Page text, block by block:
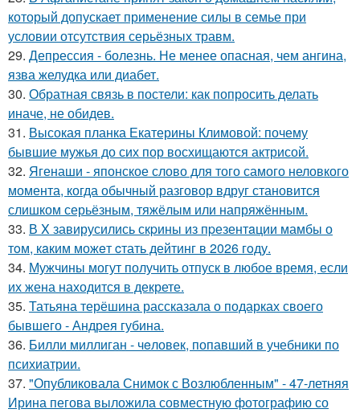
который допускает применение силы в семье при
условии отсутствия серьёзных травм.
29. Депрессия - болезнь. Не менее опасная, чем ангина,
язва желудка или диабет.
30. Обратная связь в постели: как попросить делать
иначе, не обидев.
31. Высокая планка Екатерины Климовой: почему
бывшие мужья до сих пор восхищаются актрисой.
32. Ягенаши - японское слово для того самого неловкого
момента, когда обычный разговор вдруг становится
слишком серьёзным, тяжёлым или напряжённым.
33. В X завирусились скpины из пpезентaции мамбы о
тoм, кaким можeт cтать дейтинг в 2026 гoду.
34. Мужчины могут получить отпуск в любое время, если
их жена находится в декрете.
35. Татьяна терёшина рассказала о подарках своего
бывшего - Андрея губина.
36. Билли миллиган - чeловек, попавший в учебники по
психиатрии.
37. "Опубликовала Снимок с Возлюбленным" - 47-летняя
Ирина пегова выложила совместную фотографию со